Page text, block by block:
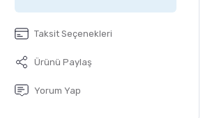
Taksit Seçenekleri
Ürünü Paylaş
Yorum Yap